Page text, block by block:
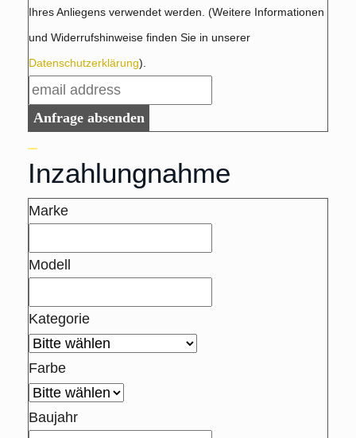
Ihres Anliegens verwendet werden. (Weitere Informationen
und Widerrufshinweise finden Sie in unserer
Datenschutzerklärung).
Anfrage absenden
Inzahlungnahme
Marke
Modell
Kategorie
Farbe
Baujahr